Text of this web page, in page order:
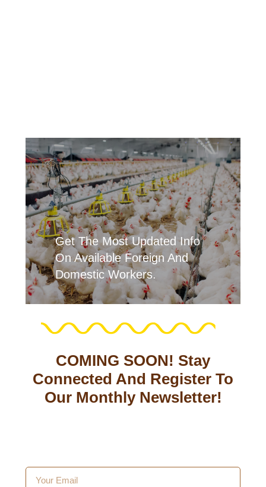
Get The Most Updated Info
On Available Foreign And
Domestic Workers.
COMING SOON! Stay
Connected And Register To
Our Monthly Newsletter!